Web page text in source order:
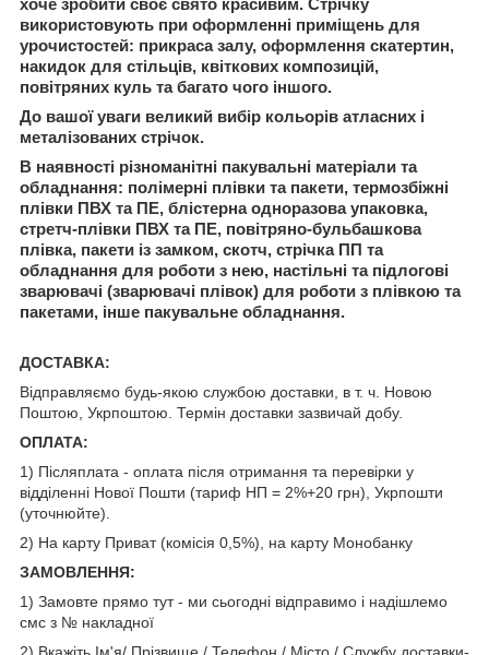
хоче зробити своє свято красивим. Стрічку
використовують при оформленні приміщень для
урочистостей: прикраса залу, оформлення скатертин,
накидок для стільців, квіткових композицій,
повітряних куль та багато чого іншого.
До вашої уваги великий вибір кольорів атласних і
металізованих стрічок.
В наявності різноманітні пакувальні матеріали та
обладнання: полімерні плівки та пакети, термозбіжні
плівки ПВХ та ПЕ, блістерна одноразова упаковка,
стретч-плівки ПВХ та ПЕ, повітряно-бульбашкова
плівка, пакети із замком, скотч, стрічка ПП та
обладнання для роботи з нею, настільні та підлогові
зварювачі (зварювачі плівок) для роботи з плівкою та
пакетами, інше пакувальне обладнання.
ДОСТАВКА:
Відправляємо будь-якою службою доставки, в т. ч. Новою
Поштою, Укрпоштою. Термін доставки зазвичай добу.
ОПЛАТА:
1) Післяплата - оплата після отримання та перевірки у
відділенні Нової Пошти (тариф НП = 2%+20 грн), Укрпошти
(уточнюйте).
2) На карту Приват (комісія 0,5%), на карту Монобанку
ЗАМОВЛЕННЯ:
1) Замовте прямо тут - ми сьогодні відправимо і надішлемо
смс з № накладної
2) Вкажіть Ім'я/ Прізвище / Телефон / Місто / Службу доставки-